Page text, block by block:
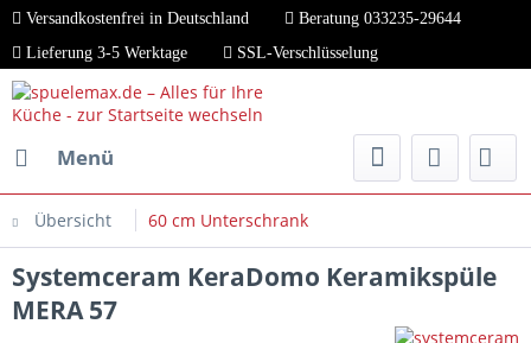
Versandkostenfrei in Deutschland
Beratung 033235-29644
Lieferung 3-5 Werktage
SSL-Verschlüsselung
Menü
Übersicht 60 cm Unterschrank
Systemceram KeraDomo Keramikspüle
MERA 57